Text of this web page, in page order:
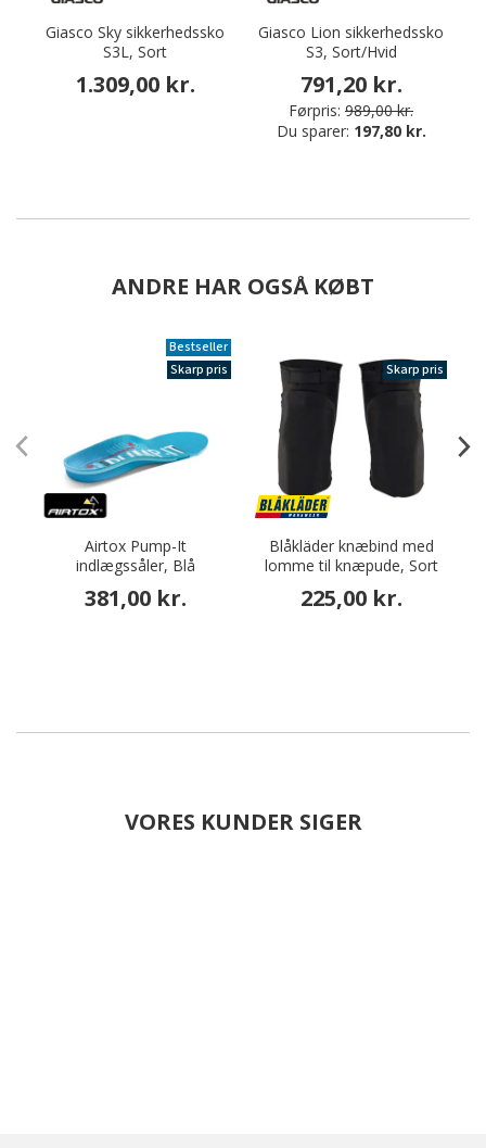
Giasco Sky sikkerhedssko
S3L, Sort
1.309,00 kr.
Giasco Lion sikkerhedssko
S3, Sort/Hvid
791,20 kr.
Førpris: 989,00 kr.
Du sparer: 197,80 kr.
ANDRE HAR OGSÅ KØBT
Bestseller
Skarp pris
Airtox Pump-It
indlægssåler, Blå
381,00 kr.
Skarp pris
Blåkläder knæbind med
lomme til knæpude, Sort
225,00 kr.
VORES KUNDER SIGER